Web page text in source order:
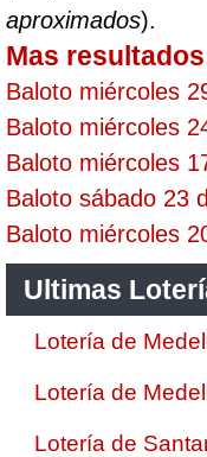
aproximados).
Mas resultados
Baloto miércoles
Baloto miércoles
Baloto miércoles
Baloto sábado 23
Baloto miércoles
Ultimas
Lotería de
Lotería de
Lotería de